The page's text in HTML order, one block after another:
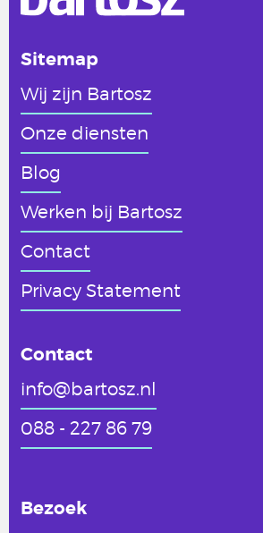
Sitemap
Wij zijn Bartosz
Onze diensten
Blog
Werken bij Bartosz
Contact
Privacy Statement
Contact
info@bartosz.nl
088 - 227 86 79
Bezoek